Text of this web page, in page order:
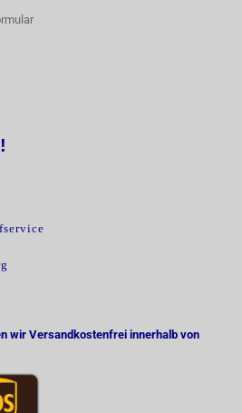
wir Versandkostenfrei innerhalb von